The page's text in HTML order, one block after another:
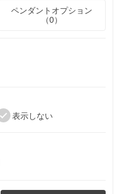
ペンダントオプション
（0）
表示しない